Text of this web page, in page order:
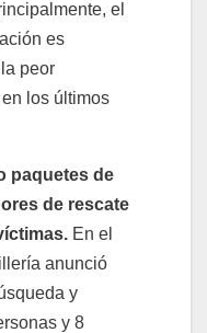
el
es
peor
los últimos
paquetes de
de rescate
En el
anunció
y
y 8